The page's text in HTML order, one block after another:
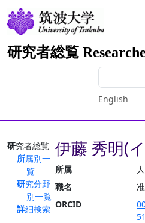
研究者総覧
English
研究者総覧
所属別一
覧
研究分野
別一覧
詳細検索
伊藤 秀明(
所属
職名
ORCID